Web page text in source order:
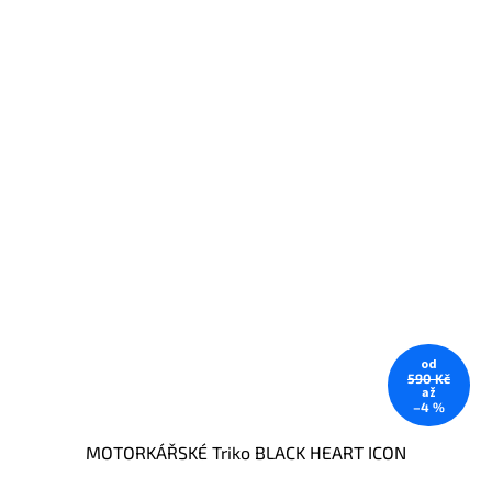
od
590 Kč
až
–4 %
MOTORKÁŘSKÉ Triko BLACK HEART ICON